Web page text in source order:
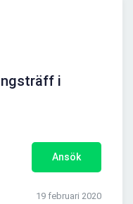
i
Ansök
19 februari 2020